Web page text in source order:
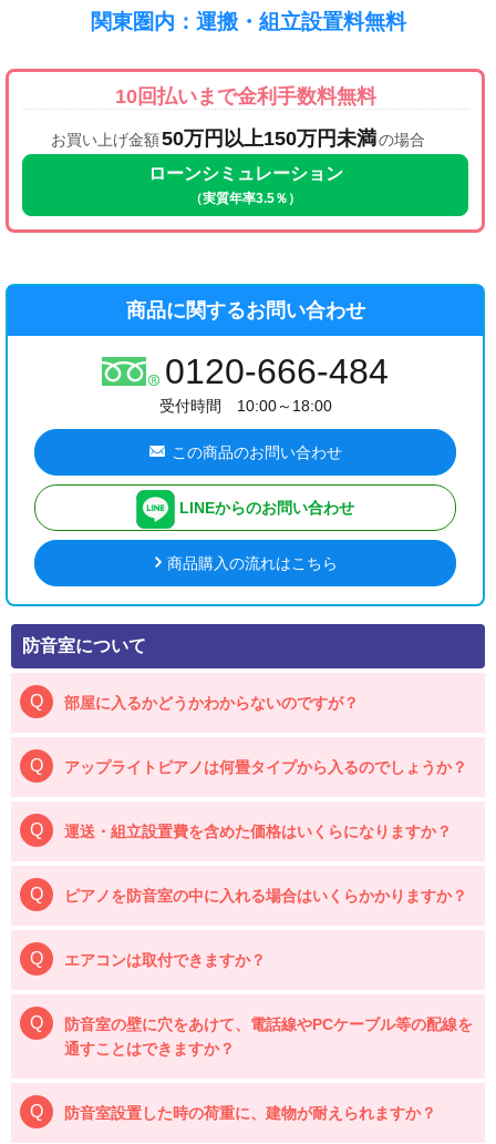
関東圏内：運搬・組立設置料無料
10回払いまで金利手数料無料
お買い上げ金額50万円以上150万円未満の場合
ローンシミュレーション
（実質年率3.5％）
商品に関するお問い合わせ
0120-666-484
受付時間 10:00～18:00
この商品のお問い合わせ
LINEからのお問い合わせ
商品購入の流れはこちら
防音室について
部屋に入るかどうかわからないのですが？
アップライトピアノは何畳タイプから入るのでしょうか？
運送・組立設置費を含めた価格はいくらになりますか？
ピアノを防音室の中に入れる場合はいくらかかりますか？
エアコンは取付できますか？
防音室の壁に穴をあけて、電話線やPCケーブル等の配線を
通すことはできますか？
防音室設置した時の荷重に、建物が耐えられますか？